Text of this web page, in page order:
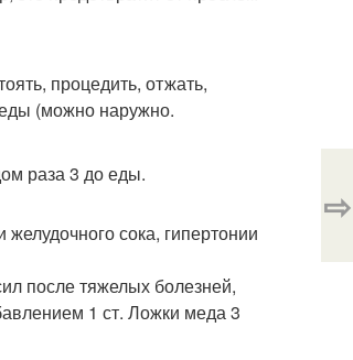
процедить, отжать,
(можно наружно.
раза 3 до еды.
сока, гипертонии
после тяжелых болезней,
1 ст. Ложки меда 3
⇨